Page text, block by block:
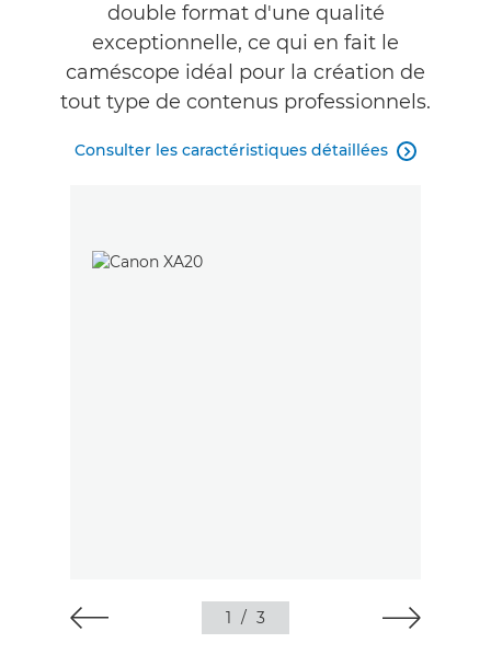
double format d'une qualité
exceptionnelle, ce qui en fait le
caméscope idéal pour la création de
tout type de contenus professionnels.
Consulter les caractéristiques détaillées 
1 / 3